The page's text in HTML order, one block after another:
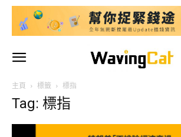
主頁 標籤 標指
Tag: 標指